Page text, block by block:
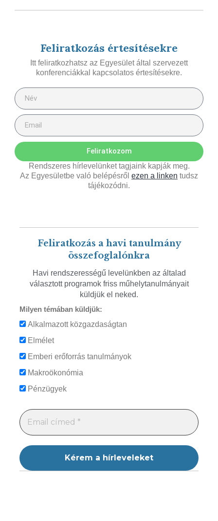
Feliratkozás értesítésekre
Itt feliratkozhatsz az Egyesület által szervezett
konferenciákkal kapcsolatos értesítésekre.
Feliratkozom
Rendszeres hírlevelünket tagjaink kapják meg.
Az Egyesületbe való belépésről ezen a linken tudsz
tájékozódni.
Feliratkozás a havi tanulmány
összefoglalónkra
Havi rendszerességű levelünkben az általad
választott programok friss műhelytanulmányait
küldjük el neked.
Milyen témában küldjük:
Alkalmazott közgazdaságtan
Elmélet
Emberi erőforrás tanulmányok
Makroökonómia
Pénzügyek